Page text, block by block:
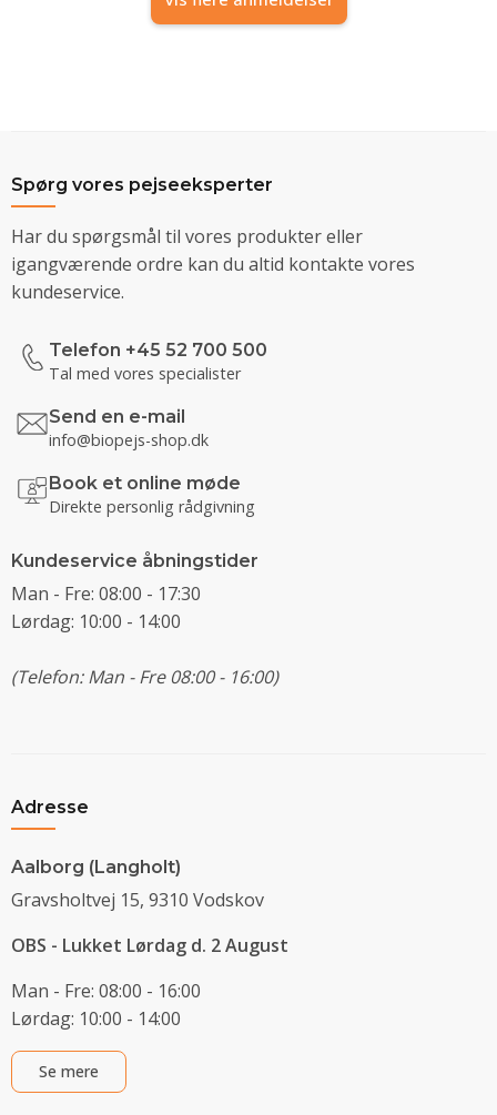
Spørg vores pejseeksperter
Har du spørgsmål til vores produkter eller
igangværende ordre kan du altid kontakte vores
kundeservice.
Telefon +45 52 700 500
Tal med vores specialister
Send en e-mail
info@biopejs-shop.dk
Book et online møde
Direkte personlig rådgivning
Kundeservice åbningstider
Man - Fre: 08:00 - 17:30
Lørdag: 10:00 - 14:00
(Telefon: Man - Fre 08:00 - 16:00)
Adresse
Aalborg (Langholt)
Gravsholtvej 15, 9310 Vodskov
OBS - Lukket Lørdag d. 2 August
Man - Fre: 08:00 - 16:00
Lørdag: 10:00 - 14:00
Se mere